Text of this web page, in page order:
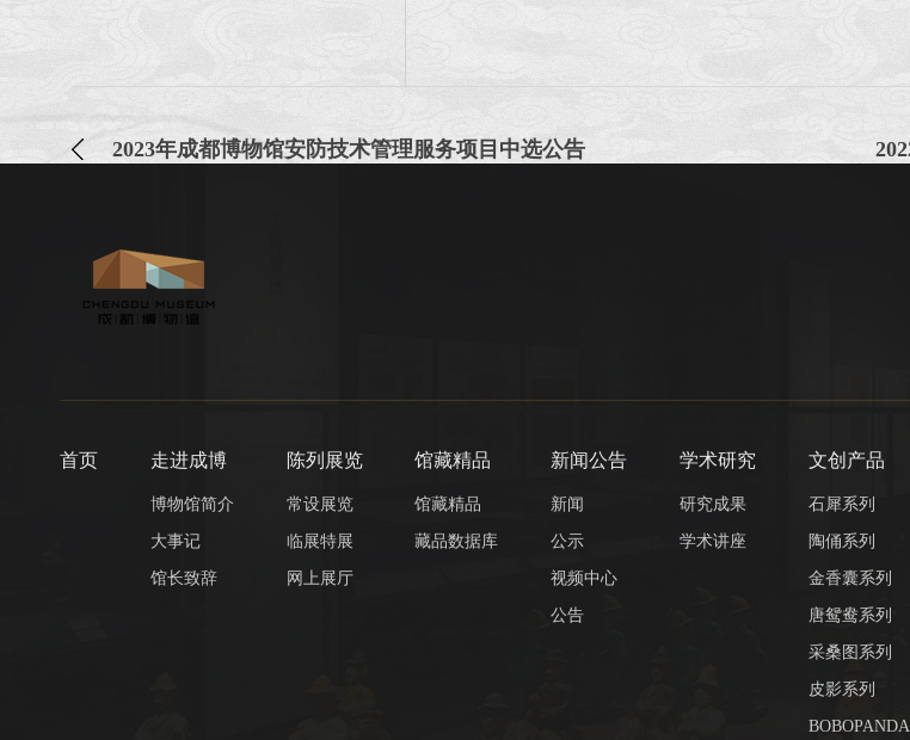
2023年成都博物馆安防技术管理服务项目中选公告
首页 走进成博
博物馆简介
大事记
馆长致辞
陈列展览
常设展览
临展特展
网上展厅
馆藏精品
馆藏精品
藏品数据库
新闻公告
新闻
公示
视频中心
公告
学术研究
研究成果
学术讲座
文创产品
石犀系列
陶俑系列
金香囊系列
唐鸳鸯系列
采桑图系列
皮影系列